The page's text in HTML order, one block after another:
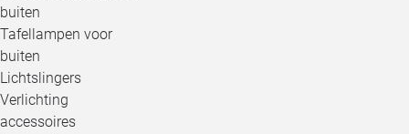
buiten
Tafellampen voor
buiten
Lichtslingers
Verlichting
accessoires